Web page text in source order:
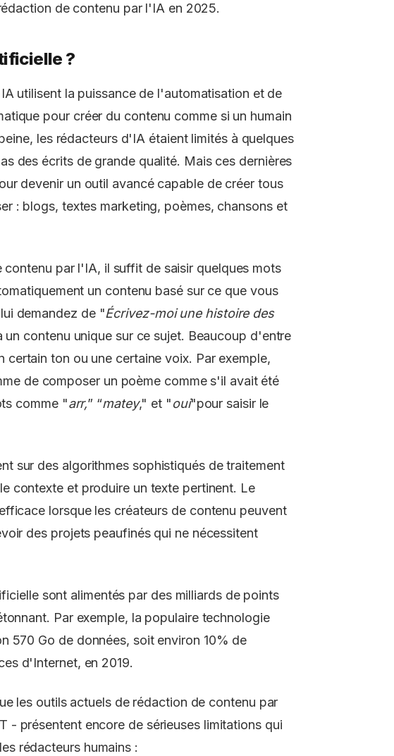
de contenu par l'IA en 2025.
?
utilisent la puissance de l'automatisation et de
pour créer du contenu comme si un humain
les rédacteurs d'IA étaient limités à quelques
des écrits de grande qualité. Mais ces dernières
devenir un outil avancé capable de créer tous
: blogs, textes marketing, poèmes, chansons et
par l'IA, il suffit de saisir quelques mots
un contenu basé sur ce que vous
demandez de "Écrivez-moi une histoire des
un contenu unique sur ce sujet. Beaucoup d'entre
certain ton ou une certaine voix. Par exemple,
de composer un poème comme s'il avait été
comme "arr,” “matey," et "oui"pour saisir le
sur des algorithmes sophistiqués de traitement
contexte et produire un texte pertinent. Le
lorsque les créateurs de contenu peuvent
des projets peaufinés qui ne nécessitent
sont alimentés par des milliards de points
Par exemple, la populaire technologie
570 Go de données, soit environ 10% de
d'Internet, en 2019.
les outils actuels de rédaction de contenu par
- présentent encore de sérieuses limitations qui
rédacteurs humains :